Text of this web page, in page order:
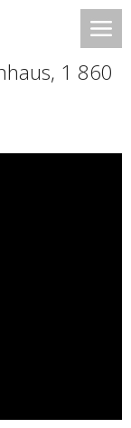
1 860